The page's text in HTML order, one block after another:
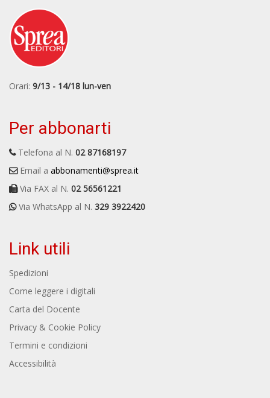
Orari: 9/13 - 14/18 lun-ven
Per abbonarti
Telefona al N. 02 87168197
Email a abbonamenti@sprea.it
Via FAX al N. 02 56561221
Via WhatsApp al N. 329 3922420
Link utili
Spedizioni
Come leggere i digitali
Carta del Docente
Privacy & Cookie Policy
Termini e condizioni
Accessibilità